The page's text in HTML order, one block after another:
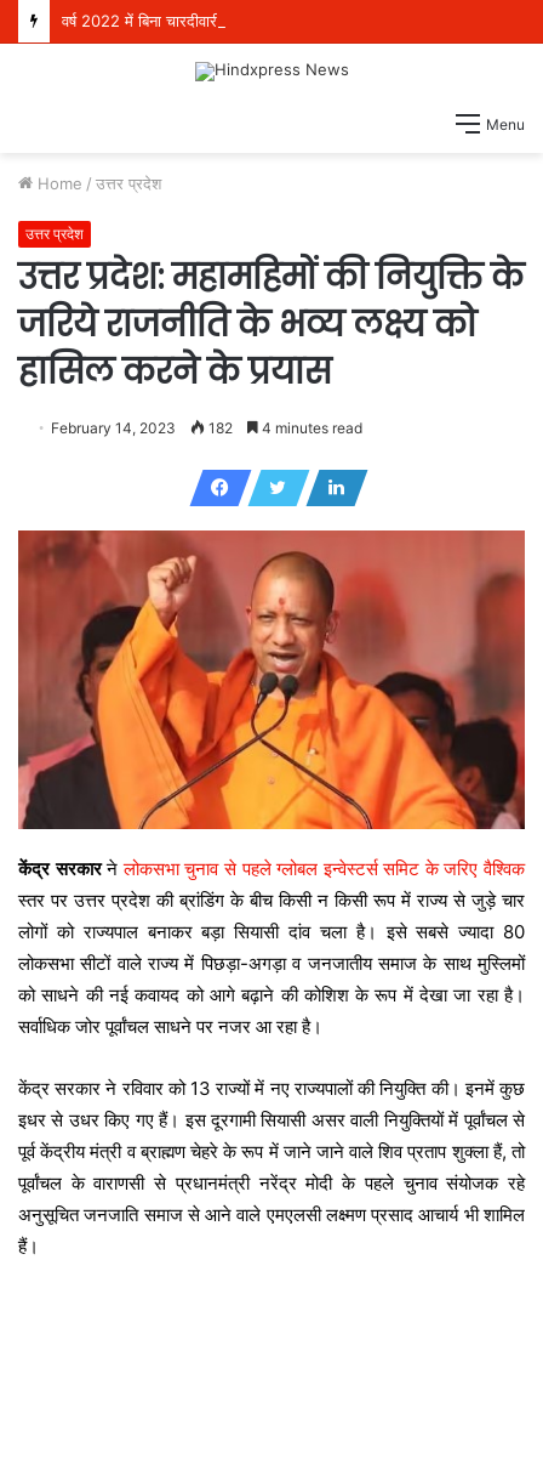
Menu
Home / उत्तर प्रदेश
उत्तर प्रदेश
उत्तर प्रदेश: महामहिमों की नियुक्ति के
जरिये राजनीति के भव्य लक्ष्य को
हासिल करने के प्रयास
February 14, 2023 182 4 minutes read
केंद्र सरकारनेलोकसभा चुनाव से पहले ग्लोबल इन्वेस्टर्स समिट के जरिए वैश्विक
स्तर पर उत्तर प्रदेश की ब्रांडिंग के बीच किसी न किसी रूप में राज्य से जुड़े चार
लोगों को राज्यपाल बनाकर बड़ा सियासी दांव चला है। इसे सबसे ज्यादा 80
लोकसभा सीटों वाले राज्य में पिछड़ा-अगड़ा व जनजातीय समाज के साथ मुस्लिमों
को साधने की नई कवायद को आगे बढ़ाने की कोशिश के रूप में देखा जा रहा है।
सर्वाधिक जोर पूर्वांचल साधने पर नजर आ रहा है।
केंद्र सरकार ने रविवार को 13 राज्यों में नए राज्यपालों की नियुक्ति की। इनमें कुछ
इधर से उधर किए गए हैं। इस दूरगामी सियासी असर वाली नियुक्तियों में पूर्वांचल से
पूर्व केंद्रीय मंत्री व ब्राह्मण चेहरे के रूप में जाने जाने वाले शिव प्रताप शुक्ला हैं, तो
पूर्वांचल के वाराणसी से प्रधानमंत्री नरेंद्र मोदी के पहले चुनाव संयोजक रहे
अनुसूचित जनजाति समाज से आने वाले एमएलसी लक्ष्मण प्रसाद आचार्य भी शामिल
हैं।